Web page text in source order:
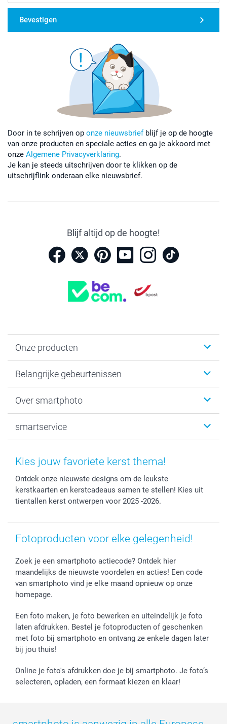
Bevestigen
Door in te schrijven op onze nieuwsbrief blijf je op de hoogte
van onze producten en speciale acties en ga je akkoord met
onze Algemene Privacyverklaring.
Je kan je steeds uitschrijven door te klikken op de
uitschrijflink onderaan elke nieuwsbrief.
Blijf altijd op de hoogte!
Onze producten
Fotogeschenken
Fotoprints, Fotoposter & Fotoalbum met fotoprints
MyNameBook
Stickers en Etiketten
Fotokalenders & Fotoagenda's
Belangrijke gebeurtenissen
Baby
Communie- en Lentefeest
Geschenken voor hem
Moederdag
Vaderdag
Geboorte
Over smartphoto
Duurzaamheid
Voorwaarden
Klachtenregeling
Wettelijke garantie
Cookiebeleid
Prijslijst
Investor Relations
smartservice
smartgarantie
Betalingsmogelijkheden
Grote bestellingen
Mijn orderstatus
smartfriends
Kies jouw favoriete kerst thema!
Ontdek onze nieuwste designs om de leukste
kerstkaarten en kerstcadeaus samen te stellen! Kies uit
tientallen kerst ontwerpen voor 2025 -2026.
Fotoproducten voor elke gelegenheid!
Zoek je een smartphoto actiecode? Ontdek hier
maandelijks de nieuwste voordelen en acties! Een code
van smartphoto vind je elke maand opnieuw op onze
homepage.
Een foto maken, je foto bewerken en uiteindelijk je foto
laten afdrukken. Bestel je fotoproducten of geschenken
met foto bij smartphoto en ontvang ze enkele dagen later
bij jou thuis!
Online je foto's afdrukken doe je bij smartphoto. Je foto’s
selecteren, opladen, een formaat kiezen en klaar!